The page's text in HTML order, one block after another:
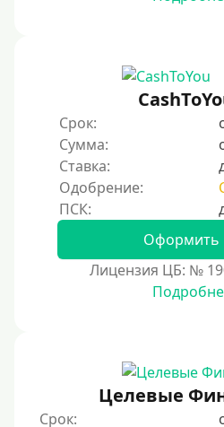
Срок:
Сумма:
Ставка:
Одобрение:
Оформить
Лицензия ЦБ: №
Целевые
Срок: